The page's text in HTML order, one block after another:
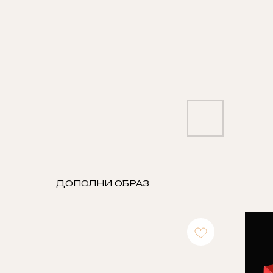
ДОПОЛНИ ОБРАЗ